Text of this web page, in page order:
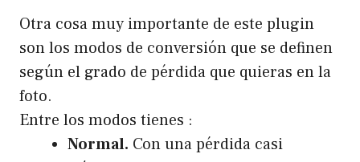
Otra cosa muy importante de este plugin
son los modos de conversión que se definen
según el grado de pérdida que quieras en la
foto.
Entre los modos tienes :
Normal. Con una pérdida casi